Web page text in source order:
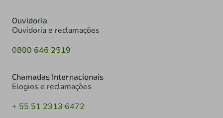
Ouvidoria
Ouvidoria e reclamações
0800 646 2519
Chamadas Internacionais
Elogios e reclamações
+ 55 51 2313 6472